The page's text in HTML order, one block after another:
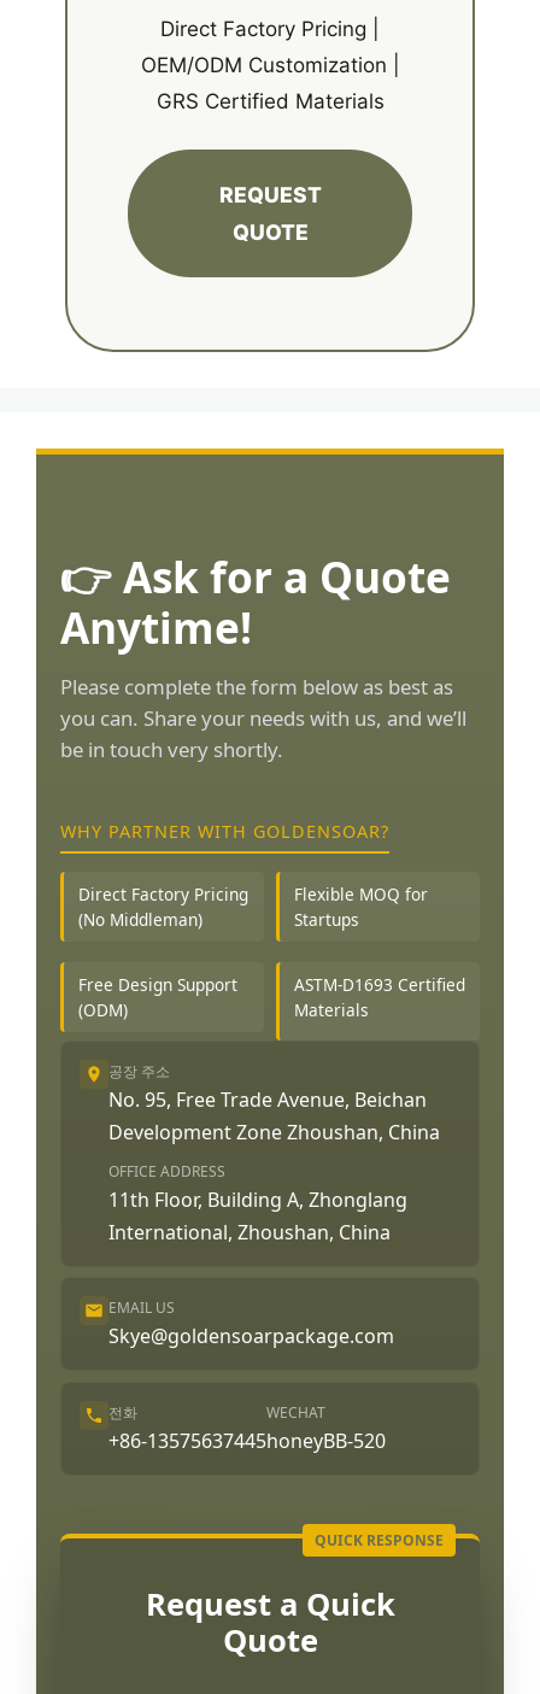
Direct Factory Pricing |
OEM/ODM Customization |
GRS Certified Materials
REQUEST
QUOTE
👉 Ask for a Quote
Anytime!
Please complete the form below as best as
you can. Share your needs with us, and we’ll
be in touch very shortly.
WHY PARTNER WITH GOLDENSOAR?
Direct Factory Pricing
(No Middleman)
Flexible MOQ for
Startups
Free Design Support
(ODM)
ASTM-D1693 Certified
Materials
공장 주소
No. 95, Free Trade Avenue, Beichan
Development Zone Zhoushan, China
OFFICE ADDRESS
11th Floor, Building A, Zhonglang
International, Zhoushan, China
EMAIL US
Skye@goldensoarpackage.com
전화
+86-13575637445
WECHAT
honeyBB-520
Request a Quick
Quote